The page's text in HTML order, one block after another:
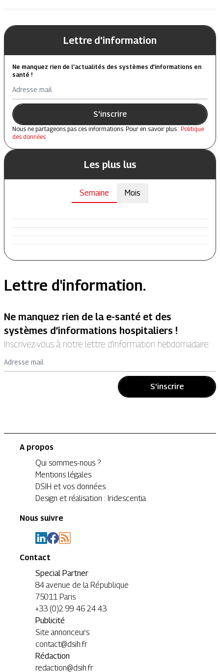
Lettre d'information
Ne manquez rien de l’actualités des systèmes d’informations en
santé !
Adresse mail
S'inscrire
Nous ne partageons pas ces informations. Pour en savoir plus : Politique
des données
Les plus lus
Semaine Mois
Lettre d'information.
Ne manquez rien de la e-santé et des
systèmes d’informations hospitaliers !
Inscrivez-vous à notre lettre d’information hebdomadaire.
Adresse mail
S'inscrire
A propos
Qui sommes-nous ?
Mentions légales
DSIH et vos données
Design et réalisation : Iridescentia
Nous suivre
Contact
Special Partner
84 avenue de la République
75011 Paris
+33 (0)2 99 46 24 43
Publicité
Site annonceurs
contact@dsih.fr
Rédaction
redaction@dsih.fr